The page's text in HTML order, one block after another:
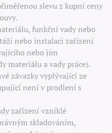
slevu z kupní ceny
funkční vady nebo
nebo instalaci zařízení
nebo jím
materiálu a vady práce).
závazky vyplývající ze
není v prodlení s
zařízení vzniklé
skladováním,